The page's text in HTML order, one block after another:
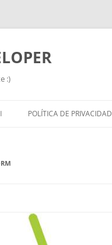
:)
POLÍTICA DE PRIVACIDAD